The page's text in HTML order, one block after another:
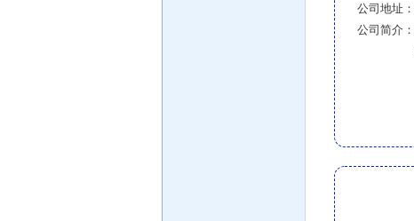
公司地址：
公司简介：